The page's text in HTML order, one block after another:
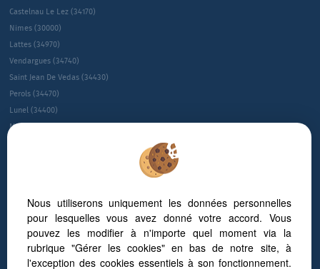
Castelnau Le Lez (34170)
Nimes (30000)
Lattes (34970)
Vendargues (34740)
Saint Jean De Vedas (34430)
Perols (34470)
Lunel (34400)
Montpellier (34080)
Sete (34200)
Saint-gÉly-du-fesc (34980)
Gallargues Le Montueux (30660)
NÎmes (30900)
Nous utiliserons uniquement les données personnelles
pour lesquelles vous avez donné votre accord. Vous
pouvez les modifier à n'importe quel moment via la
rubrique "Gérer les cookies" en bas de notre site, à
l'exception des cookies essentiels à son fonctionnement.